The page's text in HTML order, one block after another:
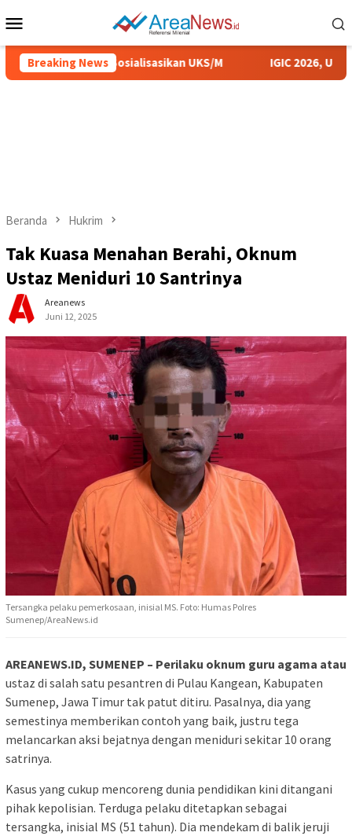
ke
Mobile
Breaking News
Sumenep Sosialisasikan UKS/M IGIC 2026, UIN KHAS
Beranda Hukrim
Tak Kuasa Menahan Berahi, Oknum
Ustaz Meniduri 10 Santrinya
Areanews
Juni 12, 2025
Tersangka pelaku pemerkosaan, inisial MS. Foto: Humas Polres
Sumenep/AreaNews.id
AREANEWS.ID, SUMENEP – Perilaku oknum guru agama atau
ustaz di salah satu pesantren di Pulau Kangean, Kabupaten
Sumenep, Jawa Timur tak patut ditiru. Pasalnya, dia yang
semestinya memberikan contoh yang baik, justru tega
melancarkan aksi bejatnya dengan meniduri sekitar 10 orang
satrinya.
Kasus yang cukup mencoreng dunia pendidikan kini ditangani
pihak kepolisian. Terduga pelaku ditetapkan sebagai
tersangka, inisial MS (51 tahun). Dia mendekam di balik jeruji